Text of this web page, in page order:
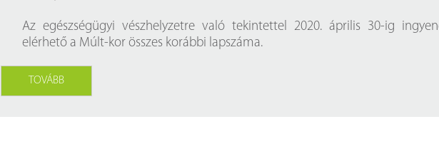
Az egészségügyi vészhelyzetre való tekintettel 2020. április 30-ig
elérhető a Múlt-kor összes korábbi lapszáma.
TOVÁBB